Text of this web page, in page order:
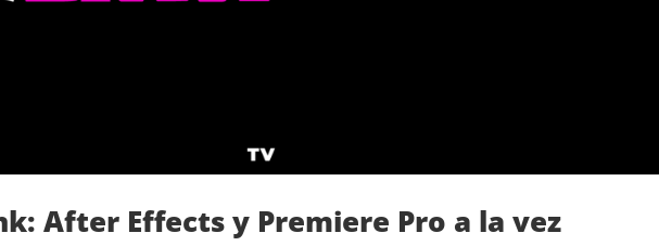
After Effects y Premiere Pro a la vez